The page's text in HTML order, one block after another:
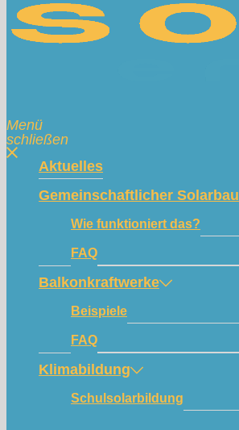
Menü
schließen
Aktuelles
Gemeinschaftlicher Solarbau
Wie funktioniert das?
FAQ
Balkonkraftwerke
Beispiele
FAQ
Klimabildung
Schulsolarbildung